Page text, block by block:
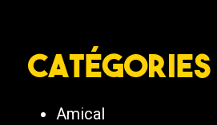
Catégories
Amical